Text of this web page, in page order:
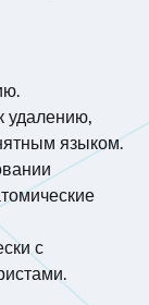
удалению,
языком.
с